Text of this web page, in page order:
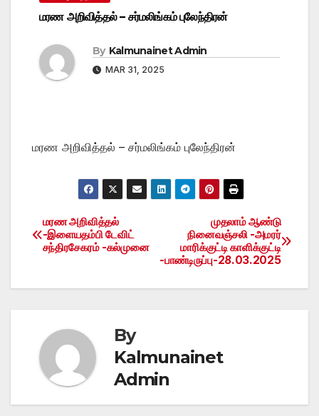
மரண அறிவித்தல் – சர்மலிங்கம் புலேந்திரன்
By Kalmunainet Admin
MAR 31, 2025
மரண அறிவித்தல் – சர்மலிங்கம் புலேந்திரன்
Post
navigation
முதலாம் ஆண்டு
நினைவஞ்சலி -அமரர்
மாரிக்குட்டி காளிக்குட்டி
-பாண்டிருப்பு-28.03.2025
மரண அறிவித்தல்
-இளையதம்பி டேவிட்
சந்திரசேகரம் -கல்முனை
By
Kalmunainet
Admin